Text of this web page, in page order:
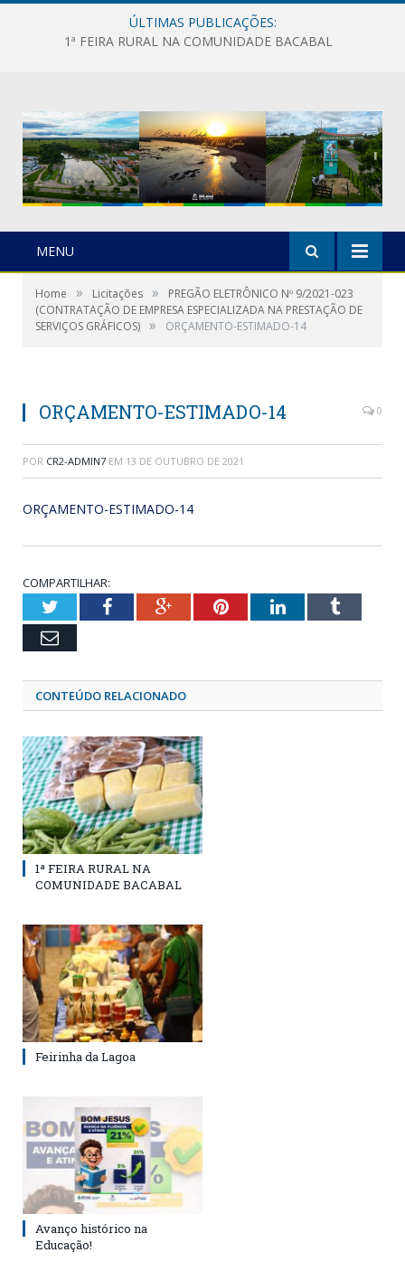
ÚLTIMAS PUBLICAÇÕES:
1ª FEIRA RURAL NA COMUNIDADE BACABAL
MENU
Home » Licitações »
PREGÃO ELETRÔNICO Nº 9/2021-023
(CONTRATAÇÃO DE EMPRESA ESPECIALIZADA NA PRESTAÇÃO DE
SERVIÇOS GRÁFICOS) » ORÇAMENTO-ESTIMADO-14
ORÇAMENTO-ESTIMADO-14 0
POR CR2-ADMIN7 EM 13 DE OUTUBRO DE 2021
ORÇAMENTO-ESTIMADO-14
COMPARTILHAR:
TwitterFacebookGoogle+PinterestLinkedInTumblr
Email
CONTEÚDO RELACIONADO
1ª FEIRA RURAL NA
COMUNIDADE BACABAL
Feirinha da Lagoa
Avanço histórico na
Educação!